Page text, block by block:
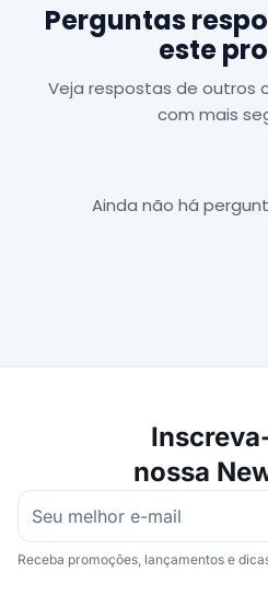
Perguntas
este
Veja respostas de outros
com mais
Ainda não há
nossa
Receba promoções, lançamentos e